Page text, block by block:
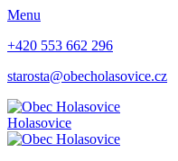
Menu
+420 553 662 296
starosta@obecholasovice.cz
Holasovice